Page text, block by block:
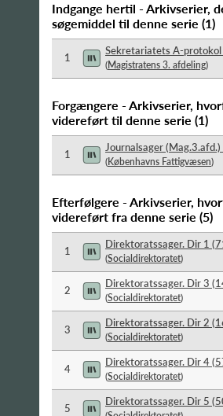
Indgange hertil - Arkivserier,
søgemiddel til denne serie (1)
1
Sekretariatets A-protokol
(Magistratens 3. afdeling)
Forgængere - Arkivserier,
videreført til denne serie (1)
1
Journalsager (Mag.3.afd.)
(Københavns Fattigvæsen)
Efterfølgere - Arkivserier,
videreført fra denne serie (5)
1
Direktoratssager. Dir 1 (
(Socialdirektoratet)
2
Direktoratssager. Dir 3 (
(Socialdirektoratet)
3
Direktoratssager. Dir 2 (
(Socialdirektoratet)
4
Direktoratssager. Dir 4(
(Socialdirektoratet)
5
Direktoratssager. Dir 5 (